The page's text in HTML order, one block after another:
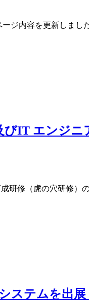
ージ内容を更新しまし
IT エンジ
研修（虎の穴研修）
ステムを出